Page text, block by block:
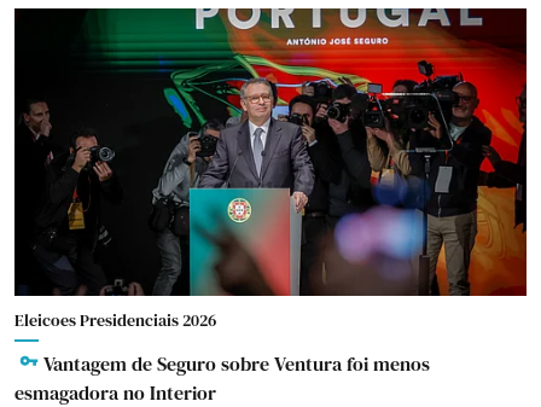
Eleicoes Presidenciais 2026
Vantagem de Seguro sobre Ventura foi menos
esmagadora no Interior